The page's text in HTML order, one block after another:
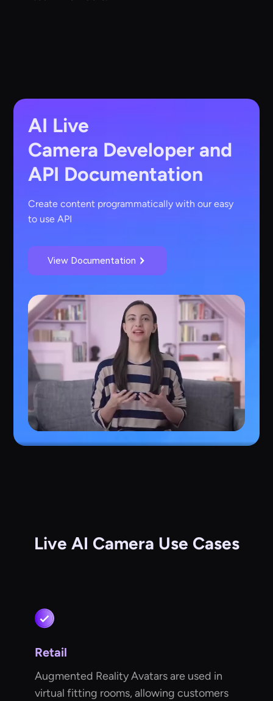
AI Live
Camera Developer and
API Documentation
Create content programmatically with our easy
to use API
View Documentation
Live AI Camera Use Cases
Retail
Augmented Reality Avatars are used in
virtual fitting rooms, allowing customers